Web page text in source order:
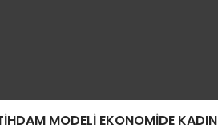
MODELI EKONOMIDE